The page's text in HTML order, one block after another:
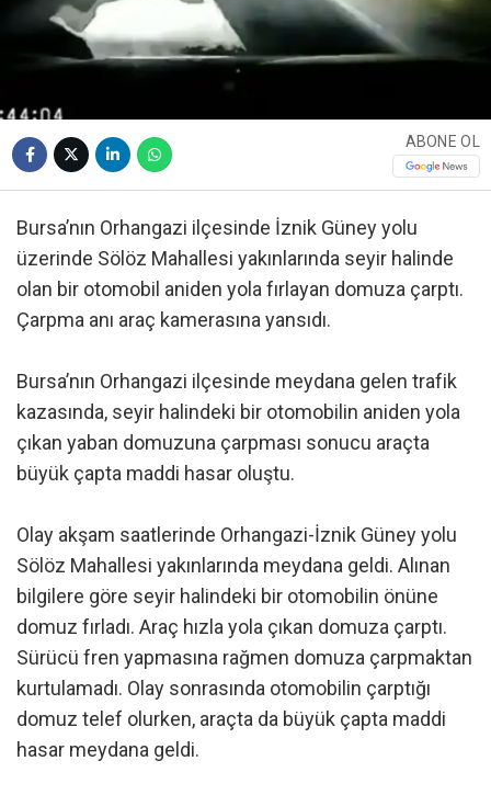
ABONE OL
Bursa’nın Orhangazi ilçesinde İznik Güney yolu
üzerinde Sölöz Mahallesi yakınlarında seyir halinde
olan bir otomobil aniden yola fırlayan domuza çarptı.
Çarpma anı araç kamerasına yansıdı.
Bursa’nın Orhangazi ilçesinde meydana gelen trafik
kazasında, seyir halindeki bir otomobilin aniden yola
çıkan yaban domuzuna çarpması sonucu araçta
büyük çapta maddi hasar oluştu.
Olay akşam saatlerinde Orhangazi-İznik Güney yolu
Sölöz Mahallesi yakınlarında meydana geldi. Alınan
bilgilere göre seyir halindeki bir otomobilin önüne
domuz fırladı. Araç hızla yola çıkan domuza çarptı.
Sürücü fren yapmasına rağmen domuza çarpmaktan
kurtulamadı. Olay sonrasında otomobilin çarptığı
domuz telef olurken, araçta da büyük çapta maddi
hasar meydana geldi.